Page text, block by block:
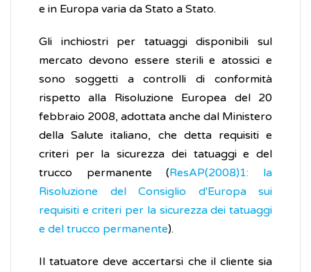
e in Europa varia da Stato a Stato.
Gli inchiostri per tatuaggi disponibili sul
mercato devono essere sterili e atossici e
sono soggetti a controlli di conformità
rispetto alla Risoluzione Europea del 20
febbraio 2008, adottata anche dal Ministero
della Salute italiano, che detta requisiti e
criteri per la sicurezza dei tatuaggi e del
trucco permanente (ResAP(2008)1: la
Risoluzione del Consiglio d'Europa sui
requisiti e criteri per la sicurezza dei tatuaggi
e del trucco permanente).
Il tatuatore deve accertarsi che il cliente sia